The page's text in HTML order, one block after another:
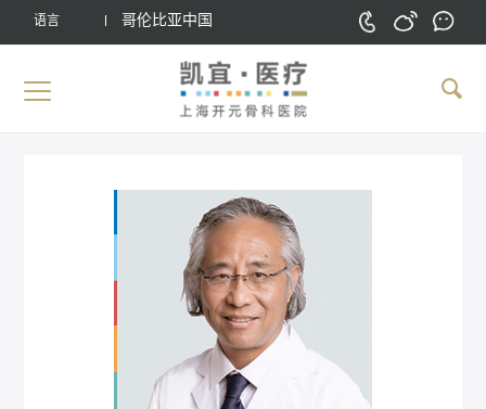
语言 哥伦比亚中国